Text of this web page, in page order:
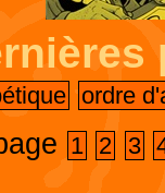
ordre
1 2 3